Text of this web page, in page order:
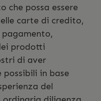
che possa essere
carte di credito,
prodotti
di aver
in base
del